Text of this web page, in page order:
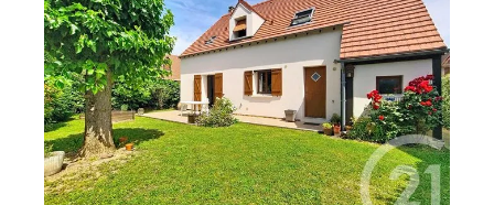
RUNGIS 94
115,32 m2, 5 pièces
Ref : 9998
Maison à vendre
579 000 €
Idéalement située au cœur du quartier des